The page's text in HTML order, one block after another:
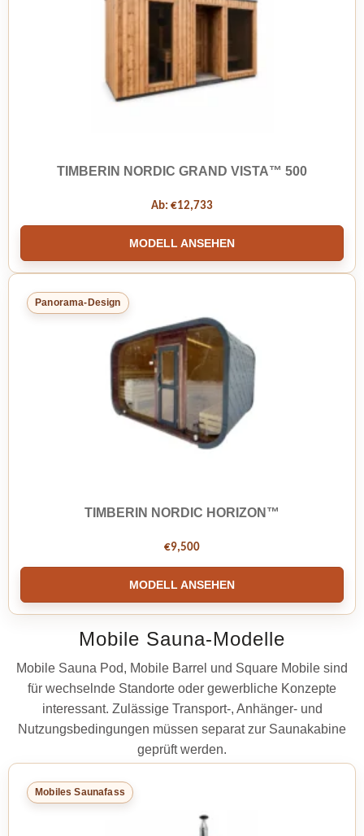
TIMBERIN NORDIC GRAND VISTA™ 500
Ab: €12,733
MODELL ANSEHEN
Panorama-Design
TIMBERIN NORDIC HORIZON™
€9,500
MODELL ANSEHEN
Mobile Sauna-Modelle
Mobile Sauna Pod, Mobile Barrel und Square Mobile sind
für wechselnde Standorte oder gewerbliche Konzepte
interessant. Zulässige Transport-, Anhänger- und
Nutzungsbedingungen müssen separat zur Saunakabine
geprüft werden.
Mobiles Saunafass